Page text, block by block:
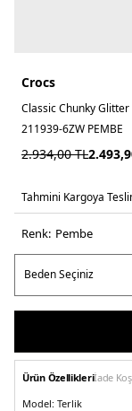
Crocs
Classic Chunky Glitter
211939-6ZW PEMBE
2.934,00TL
Tahmini Kargoya
Renk: pembe
Ürün Özellikleriİade
Model: Terlik